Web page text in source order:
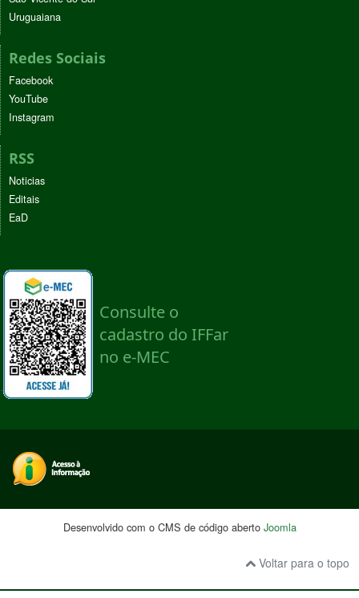
Uruguaiana
Redes Sociais
Facebook
YouTube
Instagram
RSS
Noticias
Editais
EaD
Desenvolvido com o CMS de código aberto Joomla
Voltar para o topo